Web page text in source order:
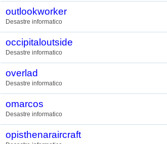
outlookworker
Desastre informatico
occipitaloutside
Desastre informatico
overlad
Desastre informatico
omarcos
Desastre informatico
opisthenaraircraft